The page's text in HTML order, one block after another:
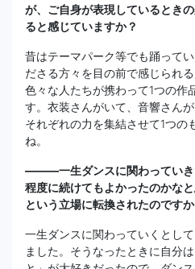
が、ご自身が表現しているとき
ると感じていますか？
昔はテーマパーク等でも踊って
ださる方々を目の前で感じられ
色々な人たちが携わって1つの作
す。衣装さんがいて、音響さん
それぞれの力を集結させて1つの
ね。
―――一生ダンスに関わっていき
程度に続けてもよかったのかな
という立場に転換されたのですか
一生ダンスに関わっていくとし
ました。そうなったときに自分